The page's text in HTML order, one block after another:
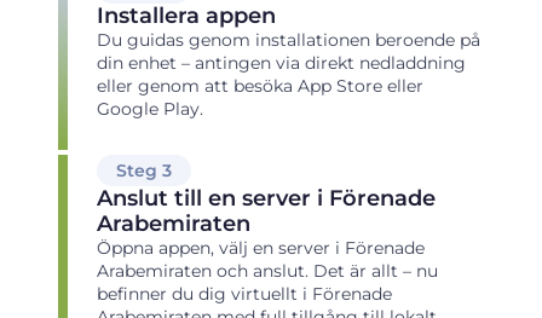
Installera appen
Du guidas genom installationen beroende på
din enhet – antingen via direkt nedladdning
eller genom att besöka App Store eller
Google Play.
Steg 3
Anslut till en server i Förenade
Arabemiraten
Öppna appen, välj en server i Förenade
Arabemiraten och anslut. Det är allt – nu
befinner du dig virtuellt i Förenade